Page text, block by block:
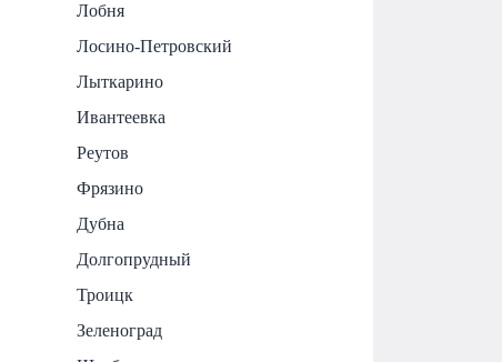
Лобня
Лосино-Петровский
Лыткарино
Ивантеевка
Реутов
Фрязино
Дубна
Долгопрудный
Троицк
Зеленоград